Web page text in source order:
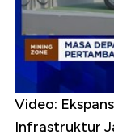
Video:
Infrastruktur